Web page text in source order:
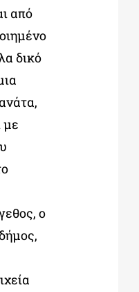
από
δικό
με
ο